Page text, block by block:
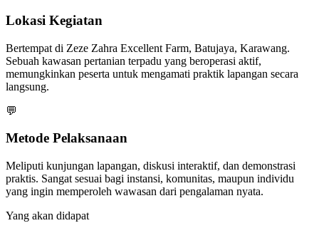
Lokasi Kegiatan
Bertempat di Zeze Zahra Excellent Farm, Batujaya, Karawang.
Sebuah kawasan pertanian terpadu yang beroperasi aktif,
memungkinkan peserta untuk mengamati praktik lapangan secara
langsung.
💬
Metode Pelaksanaan
Meliputi kunjungan lapangan, diskusi interaktif, dan demonstrasi
praktis. Sangat sesuai bagi instansi, komunitas, maupun individu
yang ingin memperoleh wawasan dari pengalaman nyata.
Yang akan didapat